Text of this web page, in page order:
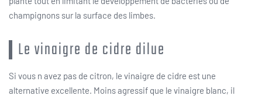
champignons sur la surface des limbes.
Le vinaigre de cidre dilue
Si vous n avez pas de citron, le vinaigre de cidre est une
alternative excellente. Moins agressif que le vinaigre blanc, il